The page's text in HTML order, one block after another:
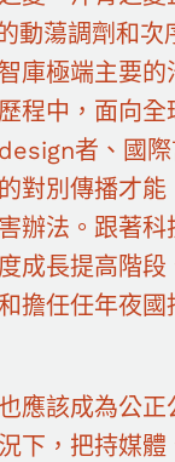
動蕩調劑和
庫極端主要
程中，面向
者、國
對別傳播才
辦法。跟著
成長提高階
擔任任年夜
應該成為公
下，把持媒